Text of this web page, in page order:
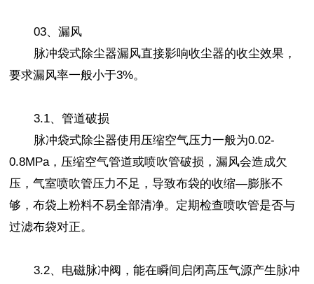
03、漏风
脉冲袋式除尘器漏风直接影响收尘器的收尘效果，
要求漏风率一般小于3%。
3.1、管道破损
脉冲袋式除尘器使用压缩空气压力一般为0.02-
0.8MPa，压缩空气管道或喷吹管破损，漏风会造成欠
压，气室喷吹管压力不足，导致布袋的收缩—膨胀不
够，布袋上粉料不易全部清净。定期检查喷吹管是否与
过滤布袋对正。
3.2、电磁脉冲阀，能在瞬间启闭高压气源产生脉冲